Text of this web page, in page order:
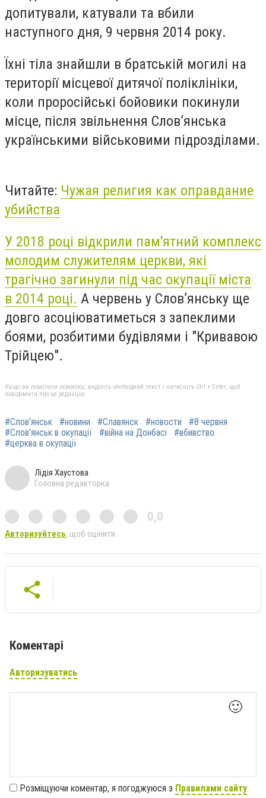
допитували, катували та вбили
наступного дня, 9 червня 2014 року.
Їхні тіла знайшли в братській могилі на
території місцевої дитячої поліклініки,
коли проросійські бойовики покинули
місце, після звільнення Слов’янська
українськими військовими підрозділами.
Читайте: Чужая религия как оправдание
убийства
У 2018 році відкрили пам'ятний комплекс
молодим служителям церкви, які
трагічно загинули під час окупації міста
в 2014 році. А червень у Слов’янську ще
довго асоціюватиметься з запеклими
боями, розбитими будівлями і "Кривавою
Трійцею".
Якщо ви помітили помилку, виділіть необхідний текст і натисніть Ctrl + Enter, щоб
повідомити про це редакцію
#Слов’янськ #новини #Славянск #новости
#8 червня
#Слов’янськ в окупації
#війна на Донбасі
#вбивство
#церква в окупації
Лідія Хаустова
Головна редакторка
0,0
Авторизуйтесь, щоб оцінити
Коментарі
Авторизуватись
🙂
Розміщуючи коментар, я погоджуюся з Правилами сайту